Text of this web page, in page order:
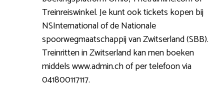
Treinreiswinkel. Je kunt ook tickets kopen bij
NSInternational of de Nationale
spoorwegmaatschappij van Zwitserland (SBB).
Treinritten in Zwitserland kan men boeken
middels www.admin.ch of per telefoon via
041800117117.